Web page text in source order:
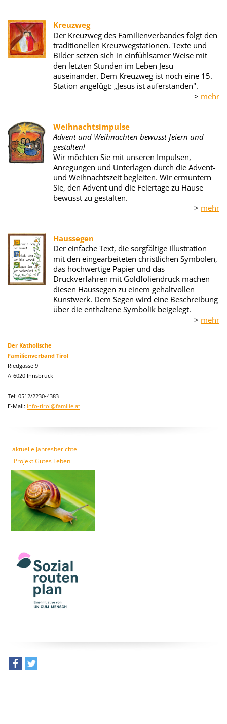
Kreuzweg
Der Kreuzweg des Familienverbandes folgt den
traditionellen Kreuzwegstationen. Texte und
Bilder setzen sich in einfühlsamer Weise mit
den letzten Stunden im Leben Jesu
auseinander. Dem Kreuzweg ist noch eine 15.
Station angefügt: „Jesus ist auferstanden".
> mehr
Weihnachtsimpulse
Advent und Weihnachten bewusst feiern und
gestalten!
Wir möchten Sie mit unseren Impulsen,
Anregungen und Unterlagen durch die Advent-
und Weihnachtszeit begleiten. Wir ermuntern
Sie, den Advent und die Feiertage zu Hause
bewusst zu gestalten.
> mehr
Haussegen
Der einfache Text, die sorgfältige Illustration
mit den eingearbeiteten christlichen Symbolen,
das hochwertige Papier und das
Druckverfahren mit Goldfoliendruck machen
diesen Haussegen zu einem gehaltvollen
Kunstwerk. Dem Segen wird eine Beschreibung
über die enthaltene Symbolik beigelegt.
> mehr
Der Katholische
Familienverband Tirol
Riedgasse 9
A-6020 Innsbruck
Tel: 0512/2230-4383
E-Mail: info-tirol@familie.at
aktuelle Jahresberichte
Projekt Gutes Leben